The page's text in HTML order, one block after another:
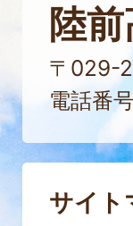
陸
〒029-
電話番
サイト